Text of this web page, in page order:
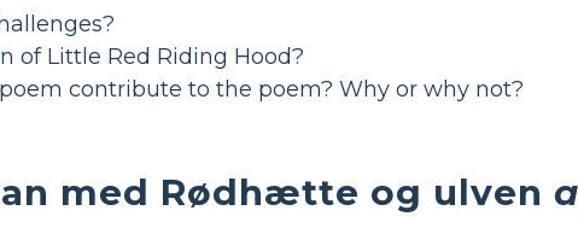
of Little Red Riding Hood?
contribute to the poem? Why or why not?
med Rødhætte og ulven